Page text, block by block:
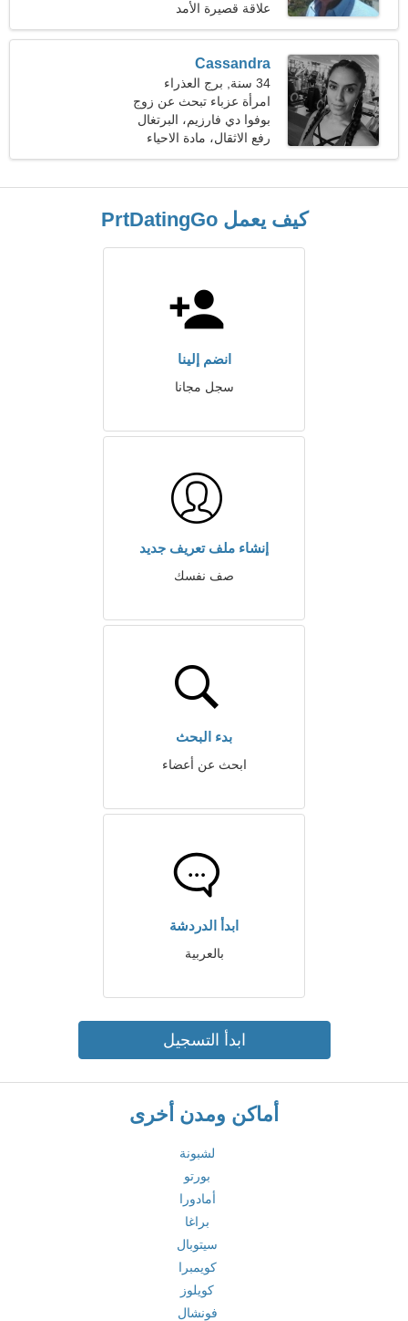
علاقة قصيرة الأمد
Cassandra
34 سنة, برج العذراء
امرأة عزباء تبحث عن زوج
38-46
بوفوا دي فارزيم، البرتغال
رفع الاثقال، مادة الاحياء
كيف يعمل PrtDatingGo
انضم إلينا
سجل مجانا
إنشاء ملف تعريف جديد
صف نفسك
بدء البحث
ابحث عن أعضاء
ابدأ الدردشة
بالعربية
ابدأ التسجيل
أماكن ومدن أخرى
لشبونة
بورتو
أمادورا
براغا
سيتوبال
كويمبرا
كويلوز
فونشال